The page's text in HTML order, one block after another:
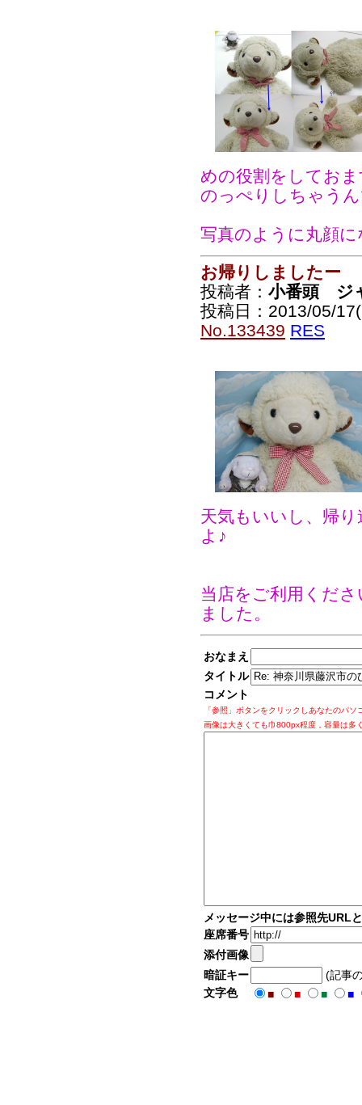
めの役割をしてお
のっぺりしちゃう
写真のように丸顔
お帰りしましたー
投稿者： 小番頭 ジ
投稿日：2013/05/
No.133439 RES
天気もいいし、帰
よ♪
当店をご利用くだ
ました。
おなまえ
タイトル
コメント
「参照」ボタンをクリックしあなたのパ
画像は大きくても巾800px程度，容量は多
メッセージ中には参照先URL
座席番号
添付画像
暗証キー
(記事
文字色
■ ■ ■ ■